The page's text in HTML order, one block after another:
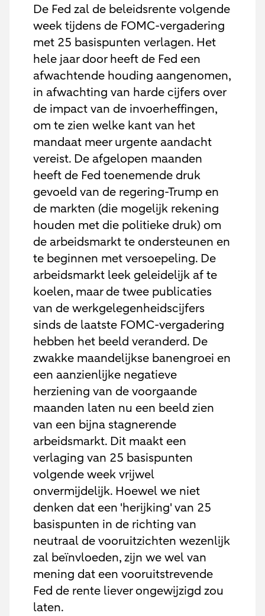
De Fed zal de beleidsrente volgende
week tijdens de FOMC-vergadering
met 25 basispunten verlagen. Het
hele jaar door heeft de Fed een
afwachtende houding aangenomen,
in afwachting van harde cijfers over
de impact van de invoerheffingen,
om te zien welke kant van het
mandaat meer urgente aandacht
vereist. De afgelopen maanden
heeft de Fed toenemende druk
gevoeld van de regering-Trump en
de markten (die mogelijk rekening
houden met die politieke druk) om
de arbeidsmarkt te ondersteunen en
te beginnen met versoepeling. De
arbeidsmarkt leek geleidelijk af te
koelen, maar de twee publicaties
van de werkgelegenheidscijfers
sinds de laatste FOMC-vergadering
hebben het beeld veranderd. De
zwakke maandelijkse banengroei en
een aanzienlijke negatieve
herziening van de voorgaande
maanden laten nu een beeld zien
van een bijna stagnerende
arbeidsmarkt. Dit maakt een
verlaging van 25 basispunten
volgende week vrijwel
onvermijdelijk. Hoewel we niet
denken dat een 'herijking' van 25
basispunten in de richting van
neutraal de vooruitzichten wezenlijk
zal beïnvloeden, zijn we wel van
mening dat een vooruitstrevende
Fed de rente liever ongewijzigd zou
laten.